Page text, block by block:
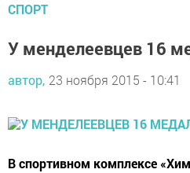
СПОРТ
У менделеевцев 16
автор, 23 ноября 2015 - 10:41
В спортивном комплексе